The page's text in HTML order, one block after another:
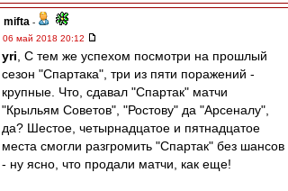
mifta -
06 май 2018 20:12
yri , С тем же успехом посмотри на прошлый
сезон "Спартака", три из пяти поражений -
крупные. Что, сдавал "Спартак" матчи
"Крыльям Советов", "Ростову" да "Арсеналу",
да? Шестое, четырнадцатое и пятнадцатое
места смогли разгромить "Спартак" без шансов
- ну ясно, что продали матчи, как еще!